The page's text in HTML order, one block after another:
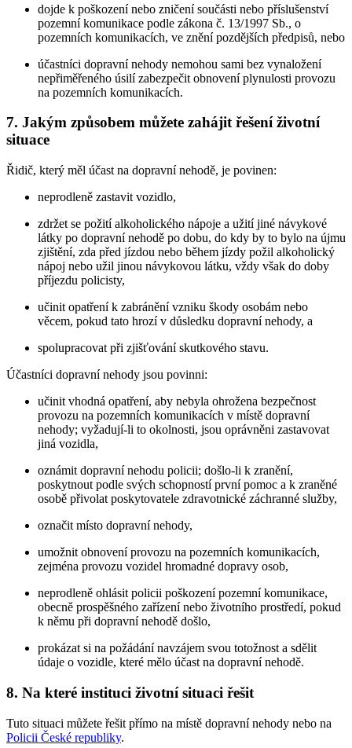
dojde k poškození nebo zničení součásti nebo příslušenství
pozemní komunikace podle zákona č. 13/1997 Sb., o
pozemních komunikacích, ve znění pozdějších předpisů, nebo
účastníci dopravní nehody nemohou sami bez vynaložení
nepřiměřeného úsilí zabezpečit obnovení plynulosti provozu
na pozemních komunikacích.
7. Jakým způsobem můžete zahájit řešení životní
situace
Řidič, který měl účast na dopravní nehodě, je povinen:
neprodleně zastavit vozidlo,
zdržet se požití alkoholického nápoje a užití jiné návykové
látky po dopravní nehodě po dobu, do kdy by to bylo na újmu
zjištění, zda před jízdou nebo během jízdy požil alkoholický
nápoj nebo užil jinou návykovou látku, vždy však do doby
příjezdu policisty,
učinit opatření k zabránění vzniku škody osobám nebo
věcem, pokud tato hrozí v důsledku dopravní nehody, a
spolupracovat při zjišťování skutkového stavu.
Účastníci dopravní nehody jsou povinni:
učinit vhodná opatření, aby nebyla ohrožena bezpečnost
provozu na pozemních komunikacích v místě dopravní
nehody; vyžadují-li to okolnosti, jsou oprávněni zastavovat
jiná vozidla,
oznámit dopravní nehodu policii; došlo-li k zranění,
poskytnout podle svých schopností první pomoc a k zraněné
osobě přivolat poskytovatele zdravotnické záchranné služby,
označit místo dopravní nehody,
umožnit obnovení provozu na pozemních komunikacích,
zejména provozu vozidel hromadné dopravy osob,
neprodleně ohlásit policii poškození pozemní komunikace,
obecně prospěšného zařízení nebo životního prostředí, pokud
k němu při dopravní nehodě došlo,
prokázat si na požádání navzájem svou totožnost a sdělit
údaje o vozidle, které mělo účast na dopravní nehodě.
8. Na které instituci životní situaci řešit
Tuto situaci můžete řešit přímo na místě dopravní nehody nebo na
Policii České republiky.